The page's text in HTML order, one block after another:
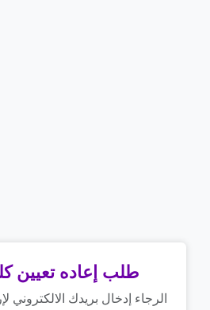
طلب إعاده تعيين
الرجاء إدخال بريدك الالكتروني